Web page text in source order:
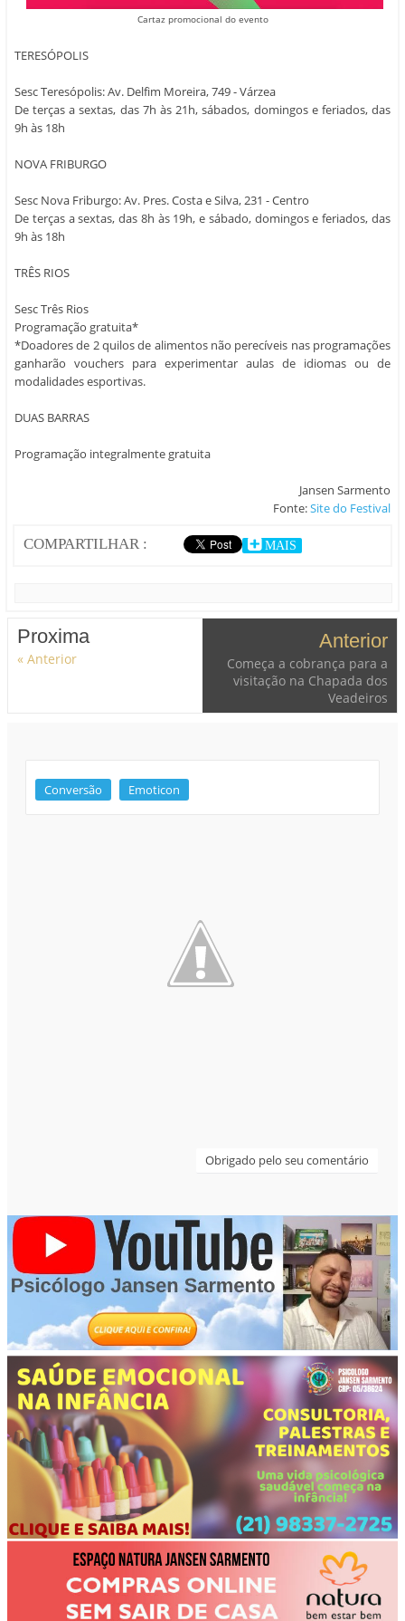
Cartaz promocional do evento
TERESÓPOLIS
Sesc Teresópolis: Av. Delfim Moreira, 749 - Várzea
De terças a sextas, das 7h às 21h, sábados, domingos e feriados, das
9h às 18h
NOVA FRIBURGO
Sesc Nova Friburgo: Av. Pres. Costa e Silva, 231 - Centro
De terças a sextas, das 8h às 19h, e sábado, domingos e feriados, das
9h às 18h
TRÊS RIOS
Sesc Três Rios
Programação gratuita*
*Doadores de 2 quilos de alimentos não perecíveis nas programações
ganharão vouchers para experimentar aulas de idiomas ou de
modalidades esportivas.
DUAS BARRAS
Programação integralmente gratuita
Jansen Sarmento
Fonte:Site do Festival
COMPARTILHAR : MAIS
Proxima
« Anterior
Anterior
Começa a cobrança para a
visitação na Chapada dos
Veadeiros
Conversão Emoticon
Obrigado pelo seu comentário